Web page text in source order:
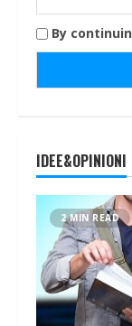
By
IDEE&OPINIONI
2 MIN READ